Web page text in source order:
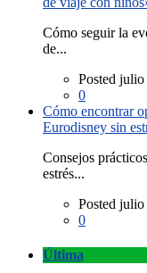
Cómo seguir la
de...
Posted
0
Cómo encontrar
Eurodisney sin
Consejos
estrés...
Posted
0
Última